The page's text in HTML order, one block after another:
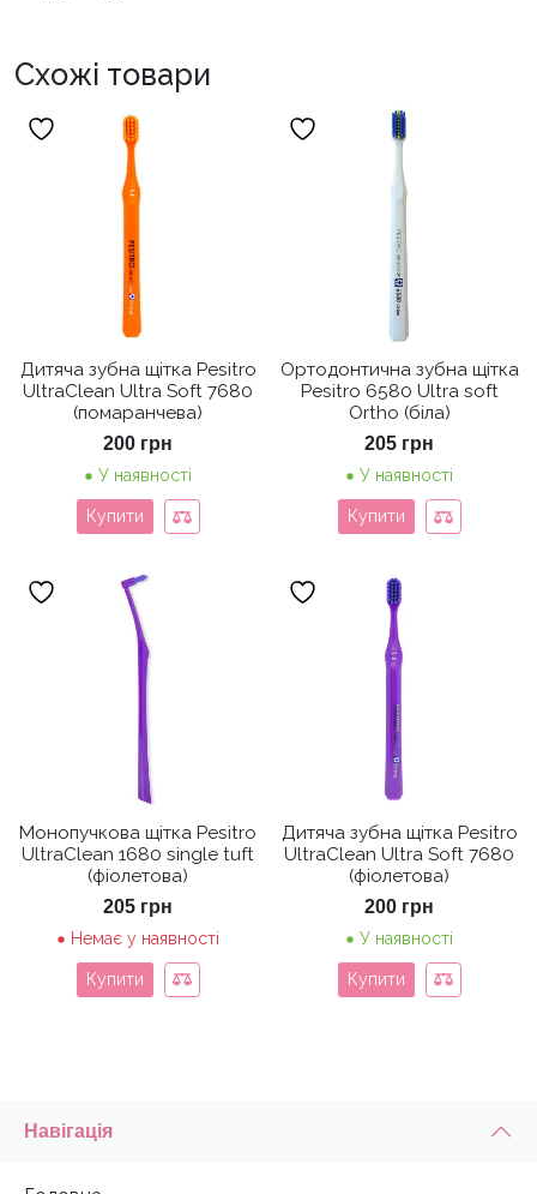
Схожі товари
Дитяча зубна щітка Pesitro
UltraClean Ultra Soft 7680
(помаранчева)
200 грн
У наявності
Купити
Ортодонтична зубна щітка
Pesitro 6580 Ultra soft
Ortho (біла)
205 грн
У наявності
Купити
Монопучкова щітка Pesitro
UltraClean 1680 single tuft
(фіолетова)
205 грн
Немає у наявності
Купити
Дитяча зубна щітка Pesitro
UltraClean Ultra Soft 7680
(фіолетова)
200 грн
У наявності
Купити
Навігація